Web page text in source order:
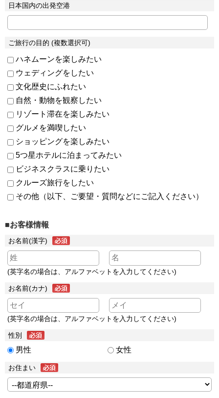
日本国内の出発空港
ご旅行の目的 (複数選択可)
ハネムーンを楽しみたい
ウェディングをしたい
文化歴史にふれたい
自然・動物を観察したい
リゾート滞在を楽しみたい
グルメを満喫したい
ショッピングを楽しみたい
5つ星ホテルに泊まってみたい
ビジネスクラスに乗りたい
クルーズ旅行をしたい
その他（以下、ご要望・質問などにご記入ください）
■お客様情報
お名前(漢字)
(英字名の場合は、アルファベットを入力してください)
お名前(カナ)
(英字名の場合は、アルファベットを入力してください)
性別
男性 女性
お住まい